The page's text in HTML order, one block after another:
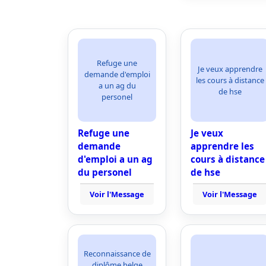
Refuge une
demande d'emploi
a un ag du
personel
Refuge une
demande
d'emploi a un ag
du personel
Voir l'Message
Je veux apprendre
les cours à distance
de hse
Je veux
apprendre les
cours à distance
de hse
Voir l'Message
Reconnaissance de